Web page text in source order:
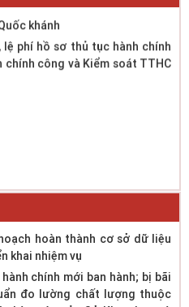
khánh
phí hồ sơ thủ tục hành chính
công và Kiểm soát TTHC
hoàn thành cơ sở dữ liệu
khai nhiệm vụ
chính mới ban hành; bị bãi
đo lường chất lượng thuộc